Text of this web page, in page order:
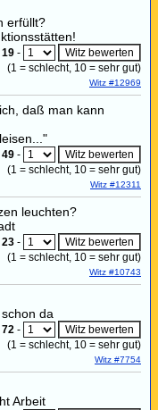
erfüllt?
19 -
(1 = schlecht, 10 = sehr gut)
Witz #12969
daß man kann
49 -
(1 = schlecht, 10 = sehr gut)
Witz #12311
leuchten?
23 -
(1 = schlecht, 10 = sehr gut)
Witz #10743
da
72 -
(1 = schlecht, 10 = sehr gut)
Witz #7754
Arbeit